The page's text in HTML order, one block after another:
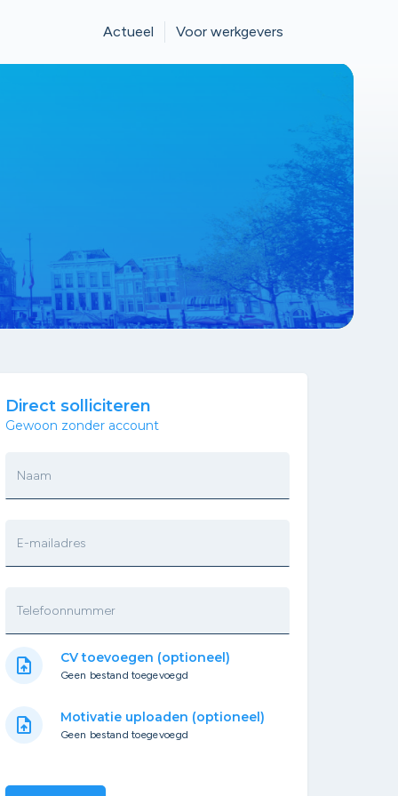
Actueel Voor werkgevers
Direct solliciteren
Gewoon zonder account
Naam
E-mailadres
Telefoonnummer
upload_file CV toevoegen (optioneel)
Geen bestand toegevoegd
upload_file Motivatie uploaden (optioneel)
Geen bestand toegevoegd